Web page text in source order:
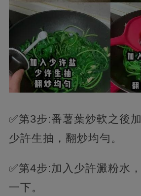
✅第3步:番薯葉炒軟之後
少許生抽，翻炒均勻。
✅第4步:加入少許澱粉水
一下。